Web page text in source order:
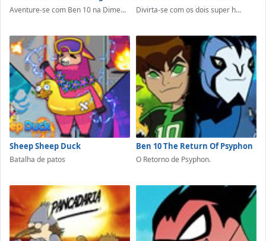
Aventure-se com Ben 10 na Dime... Divirta-se com os dois super h...
Sheep Sheep Duck
Batalha de patos
Ben 10 The Return Of Psyphon
O Retorno de Psyphon.